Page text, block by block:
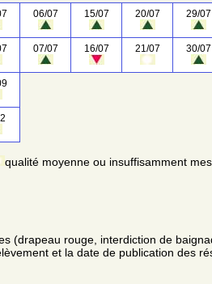
06/07 15/07 20/07 29/07
07/07 16/07 21/07 30/07
qualité moyenne ou insuffisamment
(drapeau rouge, interdiction de
et la date de publication des